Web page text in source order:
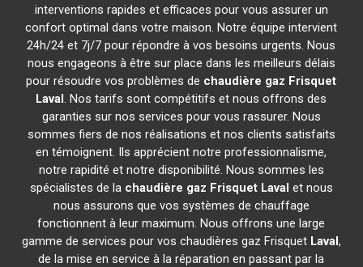
interventions rapides et efficaces pour vous assurer un
confort optimal dans votre maison. Notre équipe intervient
24h/24 et 7j/7 pour répondre à vos besoins urgents. Nous
nous engageons à être sur place dans les meilleurs délais
pour résoudre vos problèmes de chaudière gaz Frisquet
Laval. Nos tarifs sont compétitifs et nous offrons des
garanties sur nos services pour vous rassurer. Nous
sommes fiers de nos réalisations et nos clients satisfaits
en témoignent. Ils apprécient notre professionnalisme,
notre rapidité et notre disponibilité. Nous sommes les
spécialistes de la chaudière gaz Frisquet Laval et nous
nous assurons que vos systèmes de chauffage
fonctionnent à leur maximum. Nous offrons une large
gamme de services pour vos chaudières gaz Frisquet Laval,
de la mise en service à la réparation en passant par la